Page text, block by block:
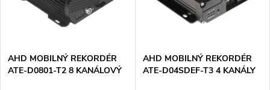
n
e
s
p
AHD MOBILNÝ REKORDÉR
ATE-D0801-T2 8 KANÁLOVÝ
AHD MOBILNÝ REKORDÉR
ATE-D04SDEF-T3 4 KANÁLY